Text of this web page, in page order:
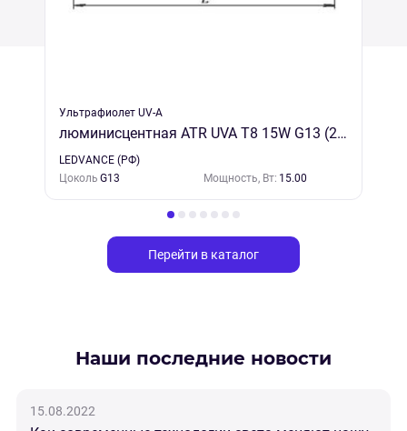
Ультрафиолет UV-A
люминисцентная ATR UVA T8 15W G13 (25х1) (350-400 нм)
LEDVANCE (РФ)
Цоколь G13 Мощность, Вт: 15.00
Перейти в каталог
Наши последние новости
15.08.2022